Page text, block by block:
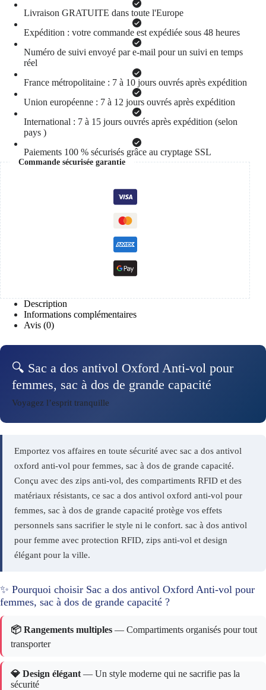
grande
capacitéLivraison GRATUITE dans toute l'Europe
Expédition : votre commande est expédiée sous 48 heures
Numéro de suivi envoyé par e-mail pour un suivi en temps
réel
France métropolitaine : 7 à 10 jours ouvrés après expédition
Union européenne : 7 à 12 jours ouvrés après expédition
International : 7 à 15 jours ouvrés après expédition (selon
pays )
Paiements 100 % sécurisés grâce au cryptage SSL
Commande sécurisée garantie
Description
Informations complémentaires
Avis (0)
🔍 Sac a dos antivol Oxford Anti-vol pour
femmes, sac à dos de grande capacité
Voyagez l’esprit tranquille
Emportez vos affaires en toute sécurité avec sac a dos antivol
oxford anti-vol pour femmes, sac à dos de grande capacité.
Conçu avec des zips anti-vol, des compartiments RFID et des
matériaux résistants, ce sac a dos antivol oxford anti-vol pour
femmes, sac à dos de grande capacité protège vos effets
personnels sans sacrifier le style ni le confort. sac à dos antivol
pour femme avec protection RFID, zips anti-vol et design
élégant pour la ville.
✨ Pourquoi choisir Sac a dos antivol Oxford Anti-vol pour
femmes, sac à dos de grande capacité ?
📦 Rangements multiples — Compartiments organisés pour tout
transporter
💎 Design élégant — Un style moderne qui ne sacrifie pas la
sécurité